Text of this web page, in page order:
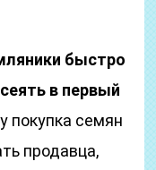
быстро
в первый
покупка семян
продавца,